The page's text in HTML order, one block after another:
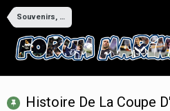
Souvenirs, souvenirs
Histoire De La Coupe